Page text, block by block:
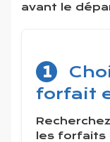
avant le
1
forfait
les forfaits